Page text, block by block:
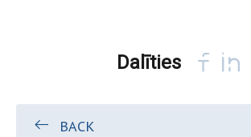
Dalīties
BACK